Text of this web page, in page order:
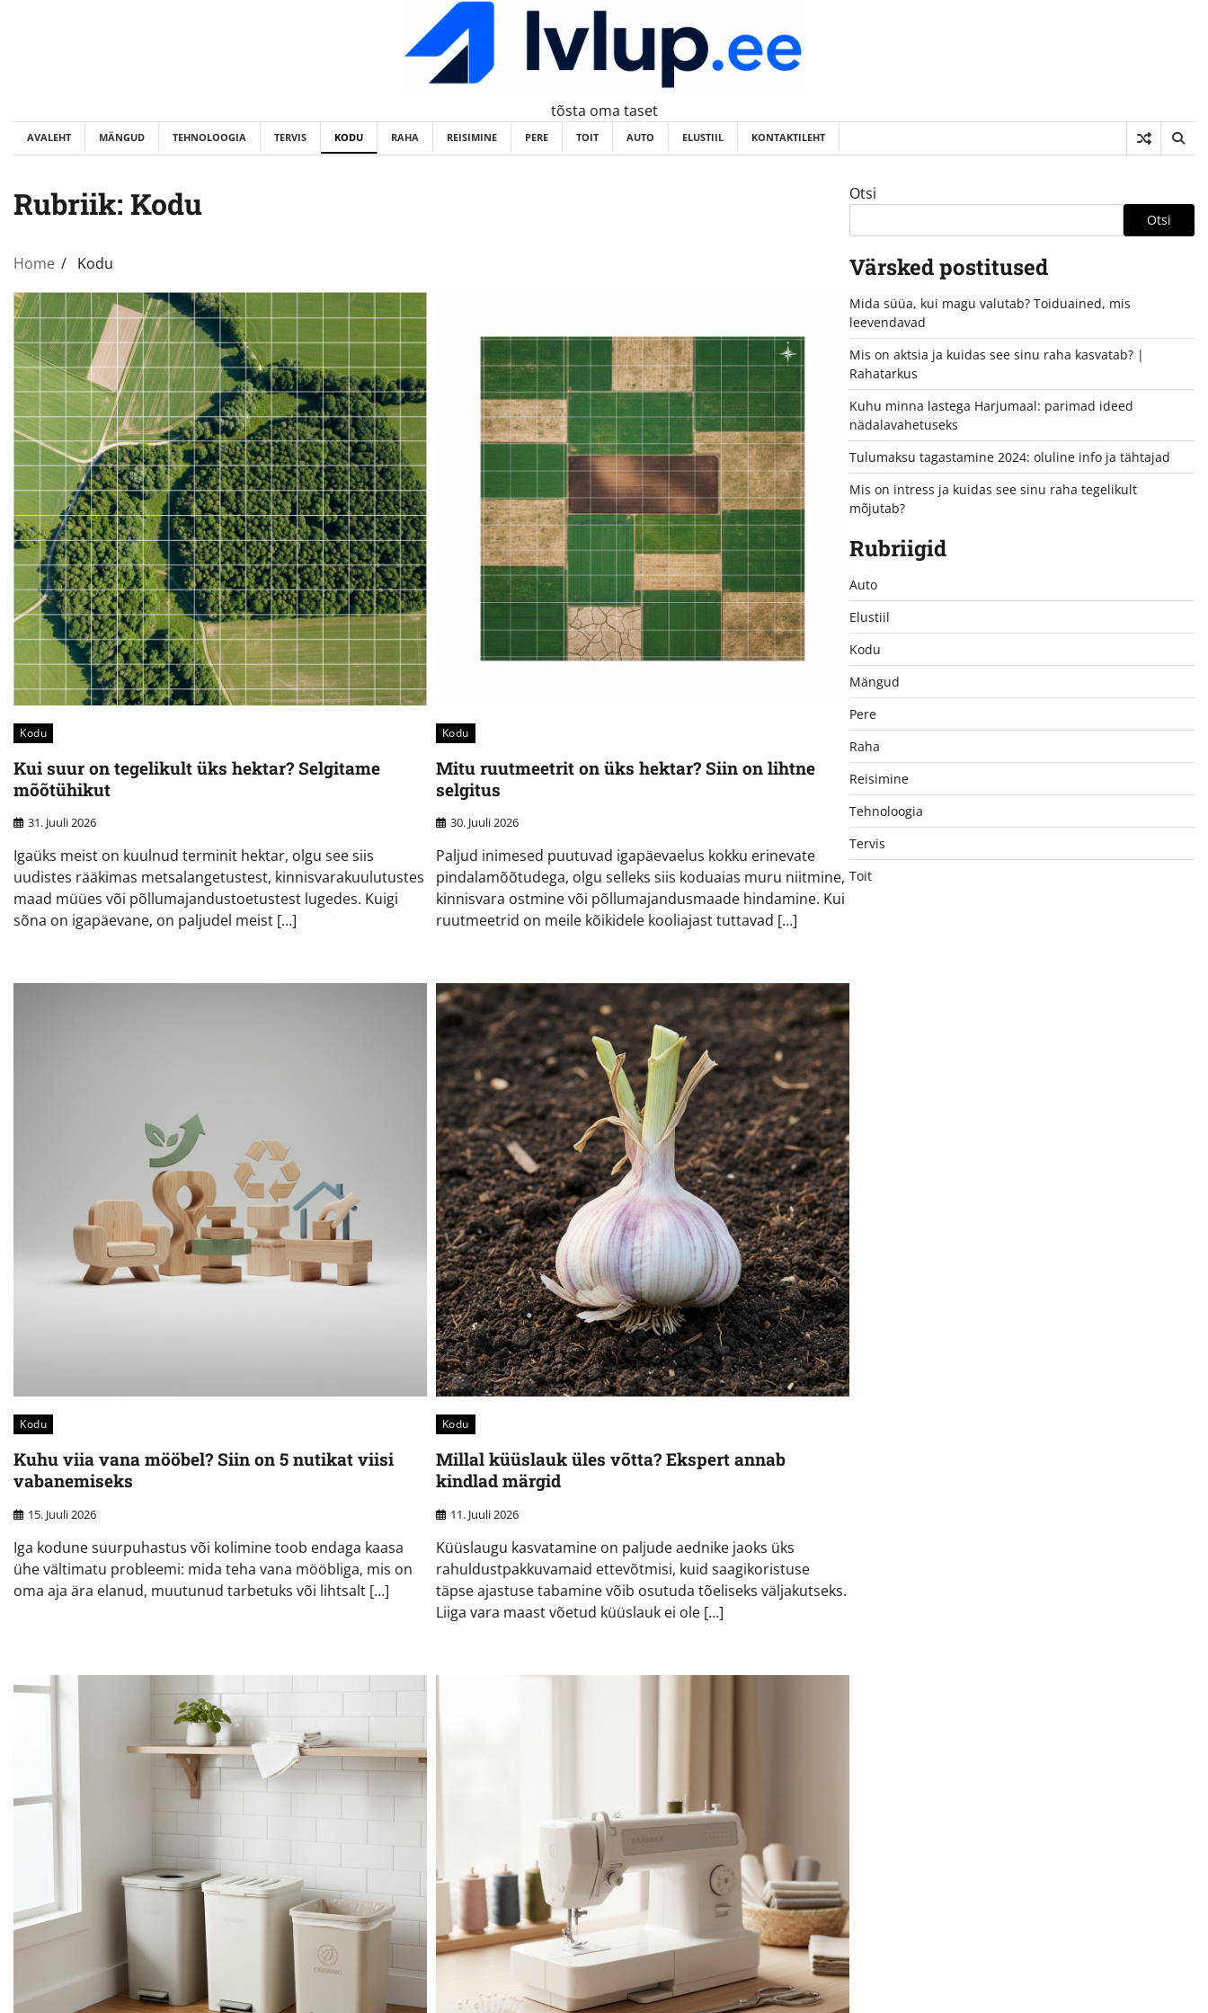
tõsta oma taset
AVALEHT MÄNGUD TEHNOLOOGIA TERVIS KODU RAHA REISIMINE PERE TOIT AUTO ELUSTIIL KONTAKTILEHT
Rubriik: Kodu
Home Kodu
Kodu
Kui suur on tegelikult üks hektar? Selgitame
mõõtühikut
31. Juuli 2026
Igaüks meist on kuulnud terminit hektar, olgu see siis
uudistes rääkimas metsalangetustest, kinnisvarakuulutustes
maad müües või põllumajandustoetustest lugedes. Kuigi
sõna on igapäevane, on paljudel meist […]
Kodu
Mitu ruutmeetrit on üks hektar? Siin on lihtne
selgitus
30. Juuli 2026
Paljud inimesed puutuvad igapäevaelus kokku erinevate
pindalamõõtudega, olgu selleks siis koduaias muru niitmine,
kinnisvara ostmine või põllumajandusmaade hindamine. Kui
ruutmeetrid on meile kõikidele kooliajast tuttavad […]
Kodu
Kuhu viia vana mööbel? Siin on 5 nutikat viisi
vabanemiseks
15. Juuli 2026
Iga kodune suurpuhastus või kolimine toob endaga kaasa
ühe vältimatu probleemi: mida teha vana mööbliga, mis on
oma aja ära elanud, muutunud tarbetuks või lihtsalt […]
Kodu
Millal küüslauk üles võtta? Ekspert annab
kindlad märgid
11. Juuli 2026
Küüslaugu kasvatamine on paljude aednike jaoks üks
rahuldustpakkuvamaid ettevõtmisi, kuid saagikoristuse
täpse ajastuse tabamine võib osutuda tõeliseks väljakutseks.
Liiga vara maast võetud küüslauk ei ole […]
Otsi
Otsi
Värsked postitused
Mida süüa, kui magu valutab? Toiduained, mis
leevendavad
Mis on aktsia ja kuidas see sinu raha kasvatab? |
Rahatarkus
Kuhu minna lastega Harjumaal: parimad ideed
nädalavahetuseks
Tulumaksu tagastamine 2024: oluline info ja tähtajad
Mis on intress ja kuidas see sinu raha tegelikult
mõjutab?
Rubriigid
Auto
Elustiil
Kodu
Mängud
Pere
Raha
Reisimine
Tehnoloogia
Tervis
Toit